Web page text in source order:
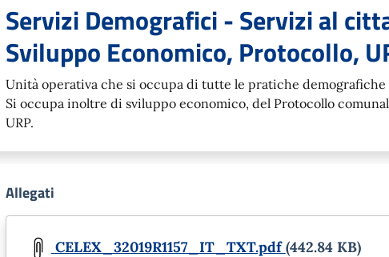
Servizi Demografici - Servizi al
Sviluppo Economico, Protocollo,
Unità operativa che si occupa di tutte le pratiche demografiche
Si occupa inoltre di sviluppo economico, del Protocollo
URP.
Allegati
CELEX_32019R1157_IT_TXT.pdf(442.84 KB)